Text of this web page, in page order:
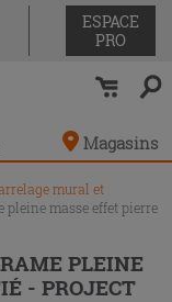
ESPACE
PRO
Magasins
mural et
pleine masse effet pierre
PLEINE
- PROJECT